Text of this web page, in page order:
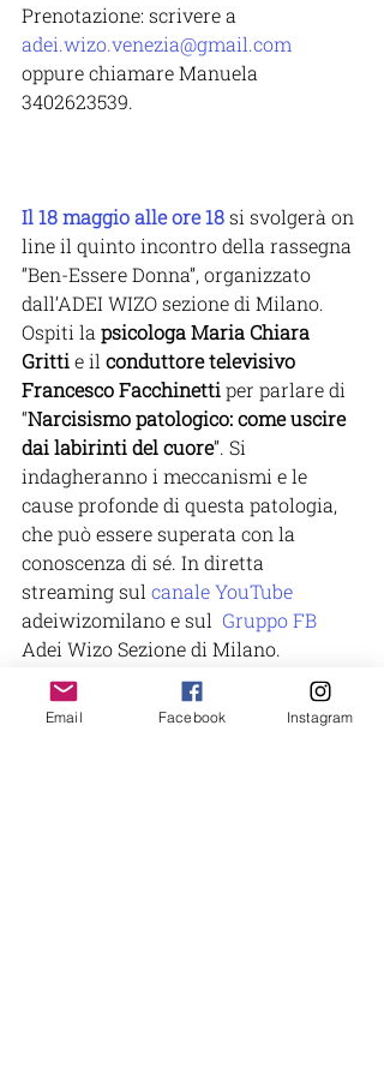
Prenotazione: scrivere a
adei.wizo.venezia@gmail.com
oppure chiamare Manuela
3402623539.
Il 18 maggio alle ore 18 si svolgerà on
line il quinto incontro della rassegna
“Ben-Essere Donna”, organizzato
dall’ADEI WIZO sezione di Milano.
Ospiti la psicologa Maria Chiara
Gritti e il conduttore televisivo
Francesco Facchinetti per parlare di
“Narcisismo patologico: come uscire
dai labirinti del cuore”. Si
indagheranno i meccanismi e le
cause profonde di questa patologia,
che può essere superata con la
conoscenza di sé. In diretta
streaming sul canale YouTube
adeiwizomilano e sul Gruppo FB
Adei Wizo Sezione di Milano.
Email Facebook Instagram